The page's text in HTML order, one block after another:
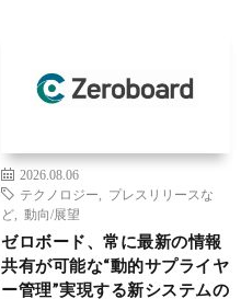
2026.08.06
テクノロジー
プレスリリースな
ど
動向/展望
ゼロボード、常に最新の情報
共有が可能な“動的サプライヤ
ー管理”実現する新システムの